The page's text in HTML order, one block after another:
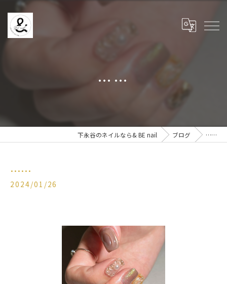
……
下永谷のネイルなら& BE nail ブログ ……
……
2024/01/26